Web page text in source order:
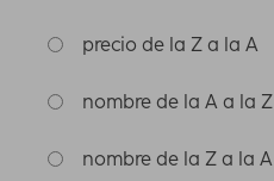
precio de la Z a la A
nombre de la A a la Z
nombre de la Z a la A